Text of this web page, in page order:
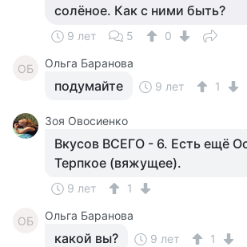
солёное. Как с ними быть?
9 лет 5 0
ОБ Ольга Баранова
подумайте 9 лет 1
Зоя Овосиенко
Вкусов ВСЕГО - 6. Есть ещё
Терпкое (вяжущее).
9 лет 1
ОБ Ольга Баранова
какой вы? 9 лет 1